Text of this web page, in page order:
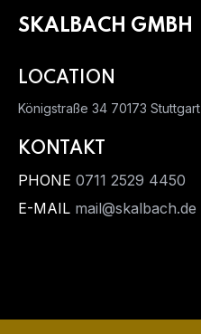
SKALBACH GMBH
LOCATION
Königstraße 34 70173 Stuttgart
KONTAKT
PHONE 0711 2529 4450
E-MAIL mail@skalbach.de